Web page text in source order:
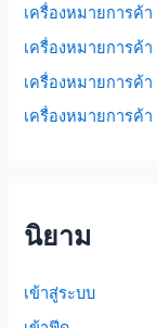
เครื่องหมายการค้า
เครื่องหมายการค้
เครื่องหมายการค้
เครื่องหมายการค้
นิยาม
เข้าสู่ระบบ